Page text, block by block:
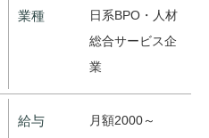
業種
日系BPO・人材
総合サービス企
業
給与
月額2000～